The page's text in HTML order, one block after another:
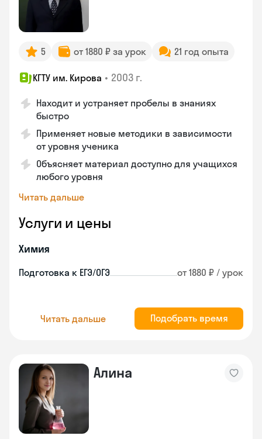
5 от 1880 ₽ за урок 21 год опыта
КГТУ им. Кирова • 2003 г.
Находит и устраняет пробелы в знаниях
быстро
Применяет новые методики в зависимости
от уровня ученика
Объясняет материал доступно для учащихся
любого уровня
Читать дальше
Услуги и цены
Химия
Подготовка к ЕГЭ/ОГЭ от 1880 ₽ / урок
Читать дальше Подобрать время
Алина